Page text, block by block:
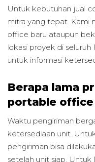
Untuk kebutuhan jual
mitra yang tepat. Kami
office baru ataupun
lokasi proyek di
untuk informasi
Berapa lama
portable
Waktu pengiriman
ketersediaan unit.
pengiriman bisa
setelah unit siap. Untuk